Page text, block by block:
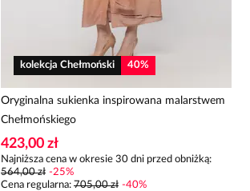
kolekcja Chełmoński 40%
Oryginalna sukienka inspirowana malarstwem
Chełmońskiego
423,00 zł
Najniższa cena w okresie 30 dni przed obniżką:
564,00 zł -25%
Cena regularna: 705,00 zł -40%